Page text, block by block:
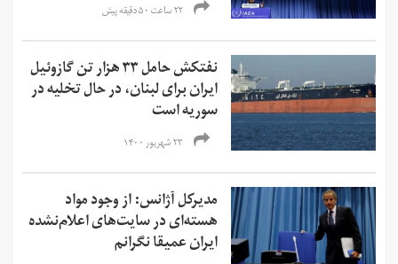
۲۲ ساعت ۵۰ دقیقه پیش
نفتکش حامل ۳۳ هزار تن گازوئیل
ایران برای لبنان، در حال تخلیه در
سوریه است
۲۳ شهریور ۱۴۰۰
مدیرکل آژانس: از وجود مواد
هسته‌ای در سایت‌های اعلام‌نشده
ایران عمیقا نگرانم